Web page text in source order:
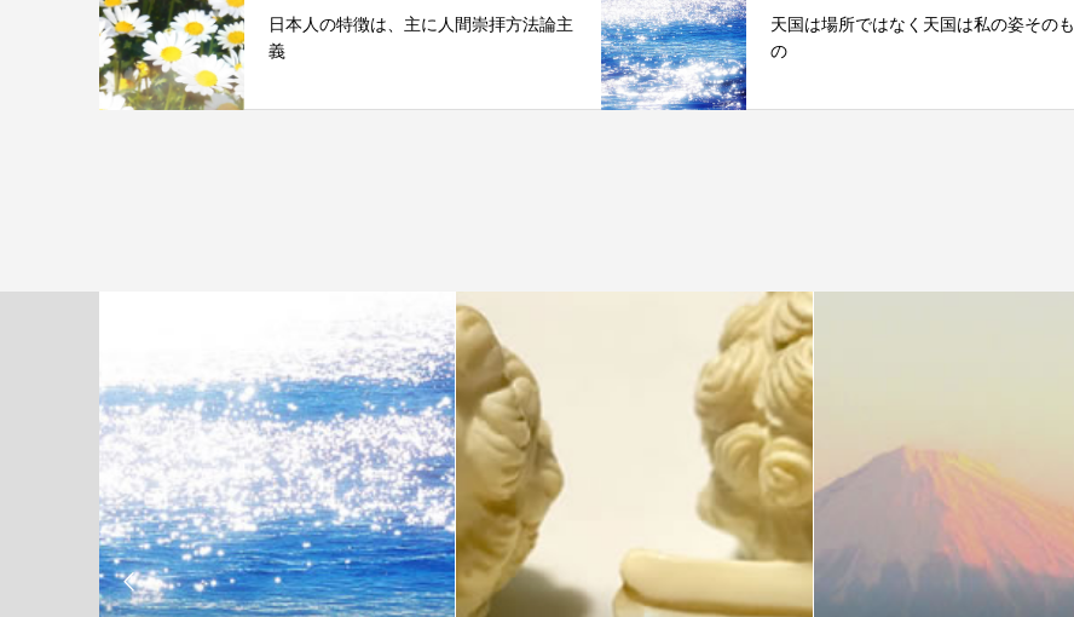
日本人の特徴は、主に人間崇拝方法論主
義
天国は場所ではなく天国は私の姿そのも
の
